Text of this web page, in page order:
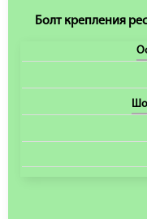
Болт крепления